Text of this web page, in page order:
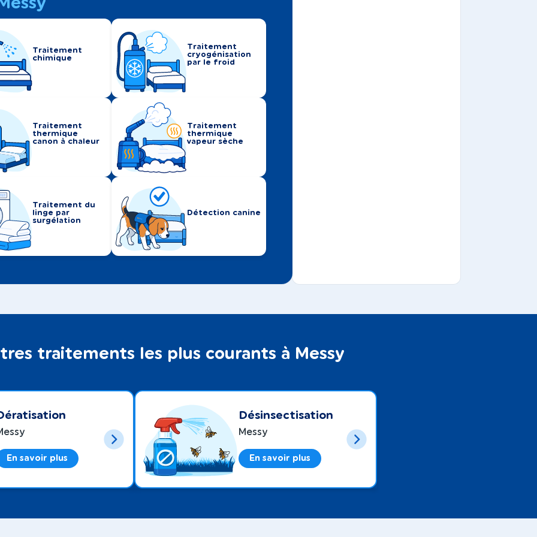
Traitement
chimique
Traitement
cryogénisation
par le froid
Traitement
thermique
canon à chaleur
Traitement
thermique
vapeur sèche
Traitement du
linge par
surgélation
Détection canine
traitements les plus courants à Messy
En savoir plus
Désinsectisation
Messy
En savoir plus